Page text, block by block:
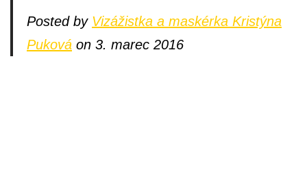
Posted by Vizážistka a maskérka Kristýna
Puková on 3. marec 2016